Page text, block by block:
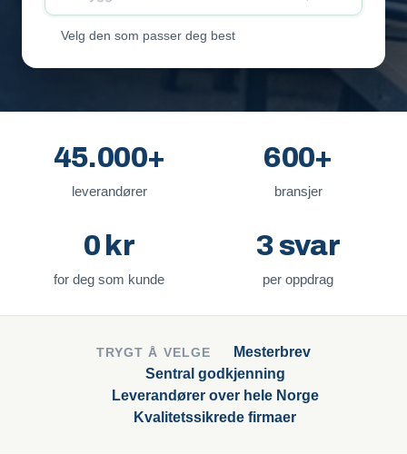
Velg den som passer deg best
45.000+
leverandører
600+
bransjer
0 kr
for deg som kunde
3 svar
per oppdrag
TRYGT Å VELGE
Mesterbrev
Sentral godkjenning
Leverandører over hele Norge
Kvalitetssikrede firmaer